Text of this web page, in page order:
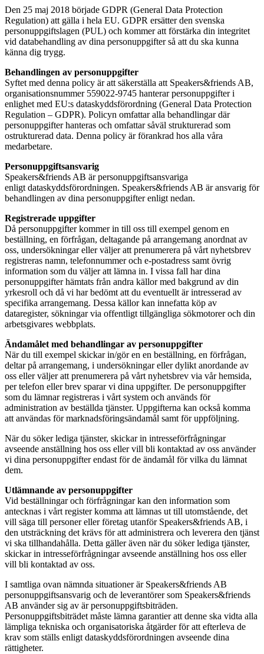
Den 25 maj 2018 började GDPR (General Data Protection
Regulation) att gälla i hela EU. GDPR ersätter den svenska
personuppgiftslagen (PUL) och kommer att förstärka din integritet
vid databehandling av dina personuppgifter så att du ska kunna
känna dig trygg.
Behandlingen av personuppgifter
Syftet med denna policy är att säkerställa att Speakers&friends AB,
organisationsnummer 559022-9745 hanterar personuppgifter i
enlighet med EU:s dataskyddsförordning (General Data Protection
Regulation – GDPR). Policyn omfattar alla behandlingar där
personuppgifter hanteras och omfattar såväl strukturerad som
ostrukturerad data. Denna policy är förankrad hos alla våra
medarbetare.
Personuppgiftsansvarig
Speakers&friends AB är personuppgiftsansvariga
enligt dataskyddsförordningen. Speakers&friends AB är ansvarig för
behandlingen av dina personuppgifter enligt nedan.
Registrerade uppgifter
Då personuppgifter kommer in till oss till exempel genom en
beställning, en förfrågan, deltagande på arrangemang anordnat av
oss, undersökningar eller väljer att prenumerera på vårt nyhetsbrev
registreras namn, telefonnummer och e-postadress samt övrig
information som du väljer att lämna in. I vissa fall har dina
personuppgifter hämtats från andra källor med bakgrund av din
yrkesroll och då vi har bedömt att du eventuellt är intresserad av
specifika arrangemang. Dessa källor kan innefatta köp av
dataregister, sökningar via offentligt tillgängliga sökmotorer och din
arbetsgivares webbplats.
Ändamålet med behandlingar av personuppgifter
När du till exempel skickar in/gör en en beställning, en förfrågan,
deltar på arrangemang, i undersökningar eller dylikt anordande av
oss eller väljer att prenumerera på vårt nyhetsbrev via vår hemsida,
per telefon eller brev sparar vi dina uppgifter. De personuppgifter
som du lämnar registreras i vårt system och används för
administration av beställda tjänster. Uppgifterna kan också komma
att användas för marknadsföringsändamål samt för uppföljning.
När du söker lediga tjänster, skickar in intresseförfrågningar
avseende anställning hos oss eller vill bli kontaktad av oss använder
vi dina personuppgifter endast för de ändamål för vilka du lämnat
dem.
Utlämnande av personuppgifter
Vid beställningar och förfrågningar kan den information som
antecknas i vårt register komma att lämnas ut till utomstående, det
vill säga till personer eller företag utanför Speakers&friends AB, i
den utsträckning det krävs för att administrera och leverera den tjänst
vi ska tillhandahålla. Detta gäller även när du söker lediga tjänster,
skickar in intresseförfrågningar avseende anställning hos oss eller
vill bli kontaktad av oss.
I samtliga ovan nämnda situationer är Speakers&friends AB
personuppgiftsansvarig och de leverantörer som Speakers&friends
AB använder sig av är personuppgiftsbiträden.
Personuppgiftsbiträdet måste lämna garantier att denne ska vidta alla
lämpliga tekniska och organisatoriska åtgärder för att efterleva de
krav som ställs enligt dataskyddsförordningen avseende dina
rättigheter.